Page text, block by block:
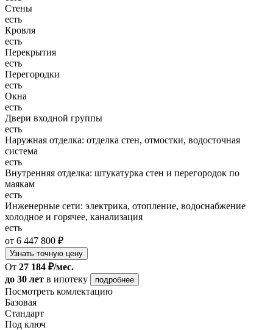
Стены
есть
Кровля
есть
Перекрытия
есть
Перегородки
есть
Окна
есть
Двери входной группы
есть
Наружная отделка: отделка стен, отмостки, водосточная
система
есть
Внутренняя отделка: штукатурка стен и перегородок по
маякам
есть
Инженерные сети: электрика, отопление, водоснабжение
холодное и горячее, канализация
есть
от 6 447 800 ₽
Узнать точную цену
От 27 184 ₽/мес.
до 30 лет в ипотеку подробнее
Посмотреть комлектацию
Базовая
Стандарт
Под ключ